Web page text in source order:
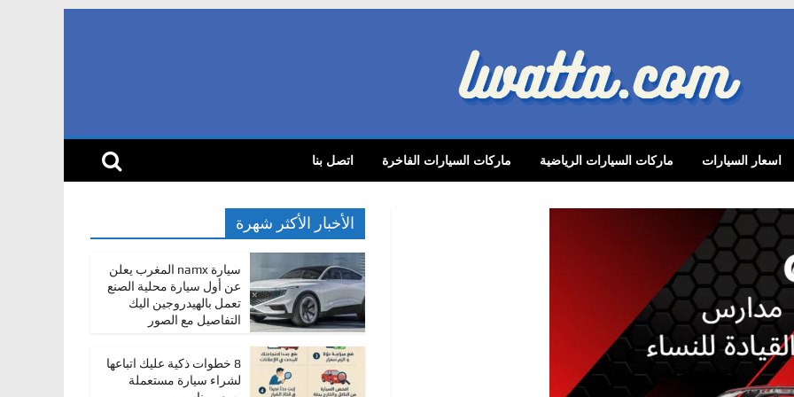
اسعار السيارات ماركات السيارات الرياضية ماركات السيارات الفاخرة اتصل بنا
الأخبار الأكثر شهرة
سيارة namx المغرب يعلن
عن أول سيارة محلية الصنع
تعمل بالهيدروجين اليك
التفاصيل مع الصور
8 خطوات ذكية عليك اتباعها
لشراء سيارة مستعملة